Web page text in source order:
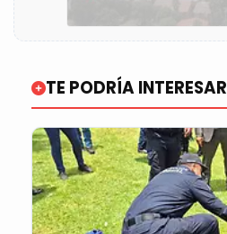
TE PODRÍA INTERESAR